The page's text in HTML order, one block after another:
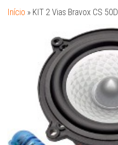
Início » KIT 2 Vias Bravox CS 50D